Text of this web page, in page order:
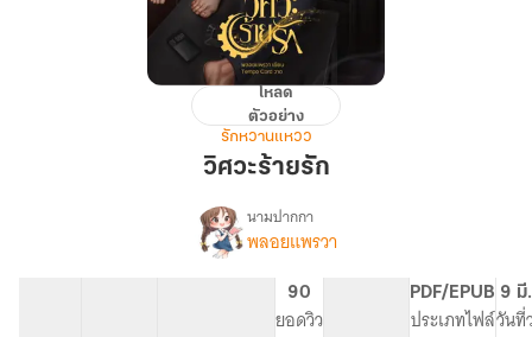
โหลด
ตัวอย่าง
รักหวานแหวว
วิศวะร้ายรัก
เรื่อง
ร้าย
รัก
นามปากกา
พลอยแพรวา
90
ยอดวิว
PDF/EPUB
ประเภทไฟล์
9 มี
วันที่